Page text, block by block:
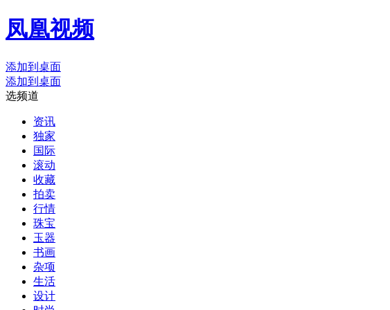
凤凰视频
添加到桌面
添加到桌面
选频道
资讯
独家
国际
滚动
收藏
拍卖
行情
珠宝
玉器
书画
杂项
生活
设计